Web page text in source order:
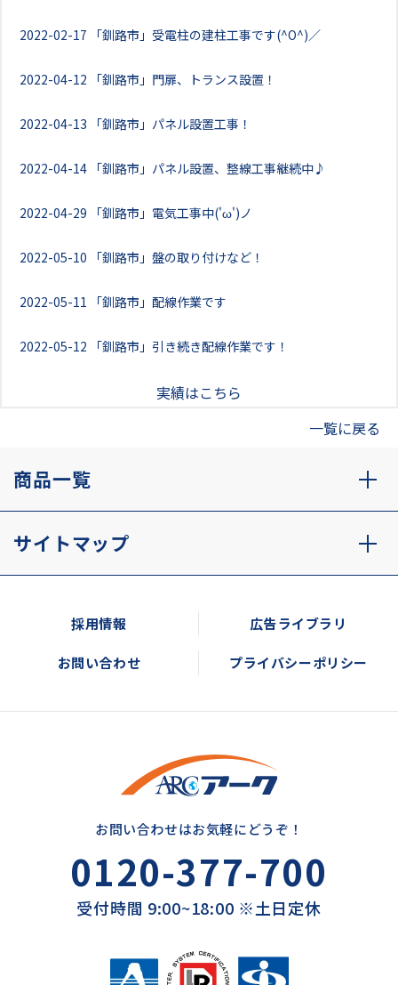
2022-02-17 「釧路市」受電柱の建柱工事です(^O^)／
2022-04-12 「釧路市」門扉、トランス設置！
2022-04-13 「釧路市」パネル設置工事！
2022-04-14 「釧路市」パネル設置、整線工事継続中♪
2022-04-29 「釧路市」電気工事中('ω')ノ
2022-05-10 「釧路市」盤の取り付けなど！
2022-05-11 「釧路市」配線作業です
2022-05-12 「釧路市」引き続き配線作業です！
実績はこちら
一覧に戻る
商品一覧
サイトマップ
採用情報 広告ライブラリ
お問い合わせ プライバシーポリシー
お問い合わせはお気軽にどうぞ！
0120-377-700
受付時間 9:00~18:00 ※土日定休